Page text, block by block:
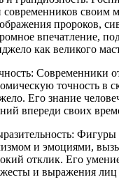
своим
пророков,
впечатление,
как великого
Современники
точность в
Его знание
впереди своих
и эмоциями,
отклик. Его
жесты и выражения